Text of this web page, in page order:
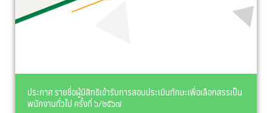
ประกาศ รายชื่อผู้มีสิทธิเข้ารับการสอบประเมินทักษะเพื่อเลือกสรรเป็น
พนักงานทั่วไป ครั้งที่ ๖/๒๕๖๗